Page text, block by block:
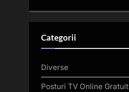
Categorii
Diverse
Posturi TV Online Gratuit